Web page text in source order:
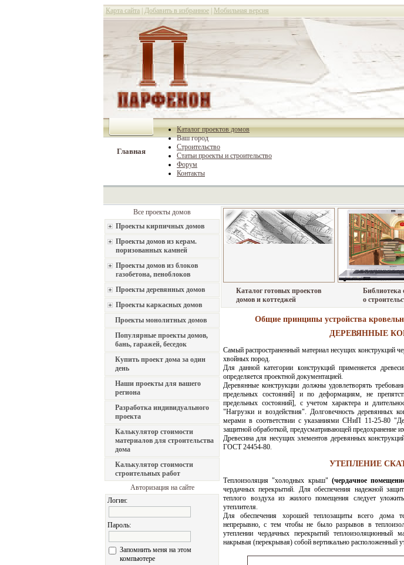
Карта сайта Добавить в избранное Мобильная версия
Главная
Каталог проектов домов
Ваш город
Строительство
Статьи проекты и строительство
Форум
Контакты
Все проекты домов
Проекты кирпичных домов
Проекты домов из керам.
поризованных камней
Проекты домов из блоков
газобетона, пеноблоков
Проекты деревянных домов
Проекты каркасных домов
Проекты монолитных домов
Популярные проекты домов,
бань, гаражей, беседок
Купить проект дома за один
день
Наши проекты для вашего
региона
Разработка индивидуального
проекта
Калькулятор стоимости
материалов для строительства
дома
Калькулятор стоимости
строительных работ
Авторизация на сайте
Логин:
Пароль:
Запомнить меня на этом
компьютере
Каталог готовых проектов
домов и коттеджей
Библиотека
о
Общие принципы устройства
ДЕРЕВЯННЫЕ
Самый распространенный материал несущих конструкций
хвойных пород.
Для данной категории конструкций применяется
определяется проектной документацией.
Деревянные конструкции должны удовлетворять
предельных состояний] и по деформациям, не
предельных состояний], с учетом характера и
"Нагрузки и воздействия". Долговечность деревянных
мерами в соответствии с указаниями СНиП 11-25-80
защитной обработкой, предусматривающей предохранение
Древесина для несущих элементов деревянных
ГОСТ 24454-80.
УТЕПЛЕНИЕ
Теплоизоляция "холодных крыш" (чердачное
чердачных перекрытий. Для обеспечения надежной
теплого воздуха из жилого помещения следует
утеплителя.
Для обеспечения хорошей теплозащиты всего дома
непрерывно, с тем чтобы не было разрывов в
утеплении чердачных перекрытий теплоизоляционный
накрывая (перекрывая) собой вертикально расположенный